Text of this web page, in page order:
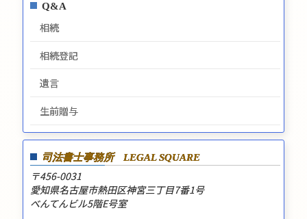
Q&A
相続
相続登記
遺言
生前贈与
司法書士事務所 LEGAL SQUARE
〒456-0031
愛知県名古屋市熱田区神宮三丁目7番1号
べんてんビル5階E号室